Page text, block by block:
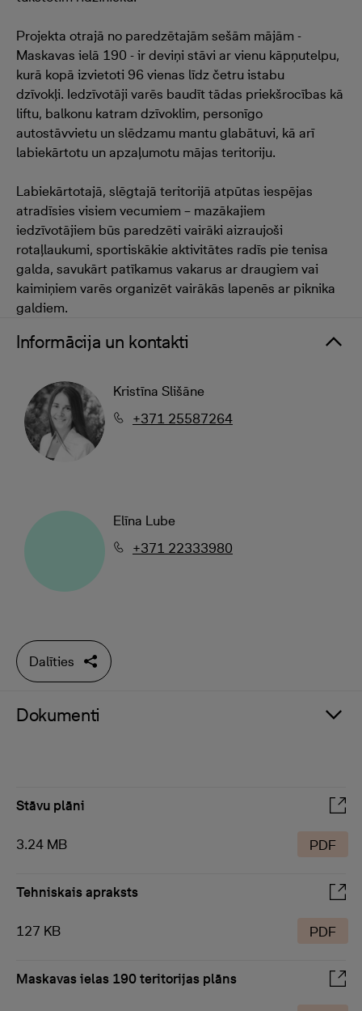
Projekta otrajā no paredzētajām sešām mājām -
Maskavas ielā 190 - ir deviņi stāvi ar vienu kāpņutelpu,
kurā kopā izvietoti 96 vienas līdz četru istabu
dzīvokļi. Iedzīvotāji varēs baudīt tādas priekšrocības kā
liftu, balkonu katram dzīvoklim, personīgo
autostāvvietu un slēdzamu mantu glabātuvi, kā arī
labiekārtotu un apzaļumotu mājas teritoriju.
Labiekārtotajā, slēgtajā teritorijā atpūtas iespējas
atradīsies visiem vecumiem – mazākajiem
iedzīvotājiem būs paredzēti vairāki aizraujoši
rotaļlaukumi, sportiskākie aktivitātes radīs pie tenisa
galda, savukārt patīkamus vakarus ar draugiem vai
kaimiņiem varēs organizēt vairākās lapenēs ar piknika
galdiem.
Informācija un kontakti
Kristīna Slišāne
+371 25587264
Elīna Lube
+371 22333980
Dalīties
Dokumenti
Stāvu plāni
3.24 MB PDF
Tehniskais apraksts
127 KB PDF
Maskavas ielas 190 teritorijas plāns